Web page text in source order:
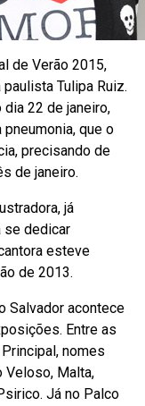
de Verão 2015,
Tulipa Ruiz.
dia 22 de janeiro,
que o
precisando de
de janeiro.
já
se dedicar
esteve
de 2013.
Salvador acontece
Entre as
nomes
Veloso, Malta,
Já no Palco